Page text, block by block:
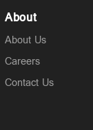
About
About Us
Careers
Contact Us